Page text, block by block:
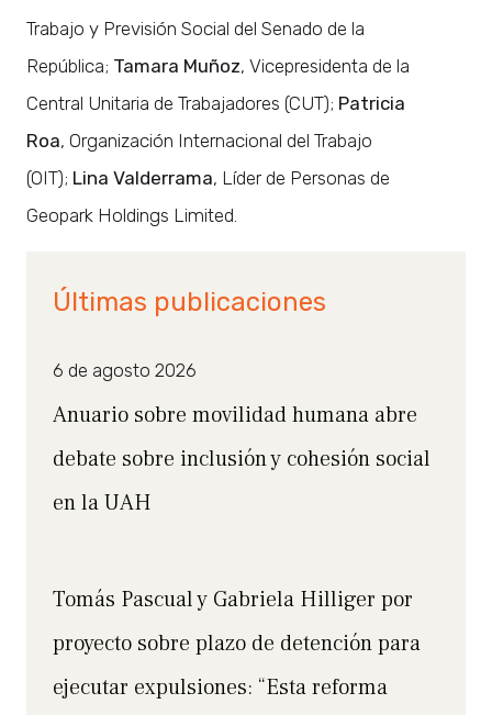
Trabajo y Previsión Social del Senado de la
República; Tamara Muñoz, Vicepresidenta de la
Central Unitaria de Trabajadores (CUT); Patricia
Roa, Organización Internacional del Trabajo
(OIT); Lina Valderrama, Líder de Personas de
Geopark Holdings Limited.
Últimas publicaciones
6 de agosto 2026
Anuario sobre movilidad humana abre
debate sobre inclusión y cohesión social
en la UAH
Tomás Pascual y Gabriela Hilliger por
proyecto sobre plazo de detención para
ejecutar expulsiones: “Esta reforma